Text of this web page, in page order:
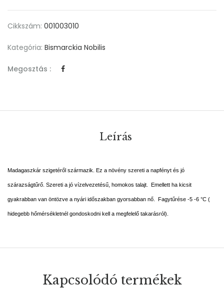
Cikkszám: 001003010
Kategória: Bismarckia Nobilis
Megosztás :
Leírás
Madagaszkár szigetéről származik. Ez a növény szereti a napfényt és jó
szárazságtűrő. Szereti a jó vízelvezetésű, homokos talajt. Emellett ha kicsit
gyakrabban van öntözve a nyári időszakban gyorsabban nő. Fagytűrése -5 -6 °C (
hidegebb hőmérsékletnél gondoskodni kell a megfelelő takarásról).
Kapcsolódó termékek